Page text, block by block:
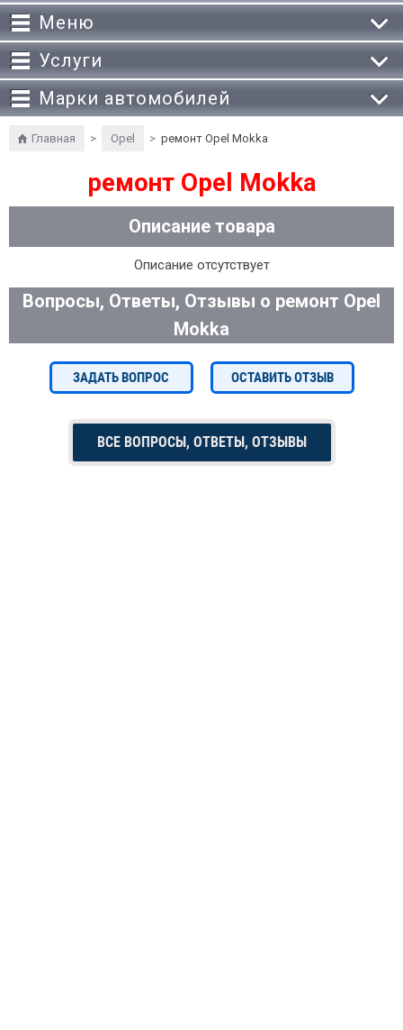
Меню
Услуги
Марки автомобилей
Главная > Opel > ремонт Opel Mokka
ремонт Opel Mokka
Описание товара
Описание отсутствует
Вопросы, Ответы, Отзывы о ремонт Opel
Mokka
ЗАДАТЬ ВОПРОС ОСТАВИТЬ ОТЗЫВ
ВСЕ ВОПРОСЫ, ОТВЕТЫ, ОТЗЫВЫ